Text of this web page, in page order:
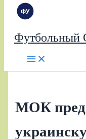
Футбольный
МОК